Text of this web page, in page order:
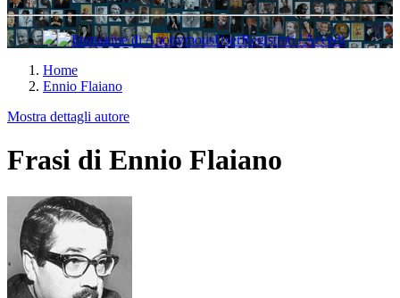
Registrati / Accedi
Home
Ennio Flaiano
Mostra dettagli autore
Frasi di Ennio Flaiano